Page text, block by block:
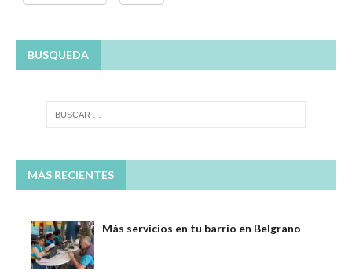
BUSQUEDA
MÁS RECIENTES
Más servicios en tu barrio en Belgrano